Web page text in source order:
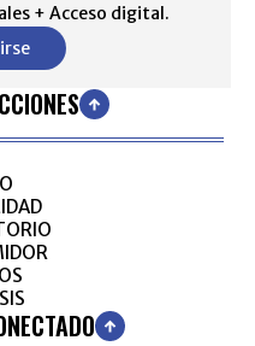
+ Acceso digital.